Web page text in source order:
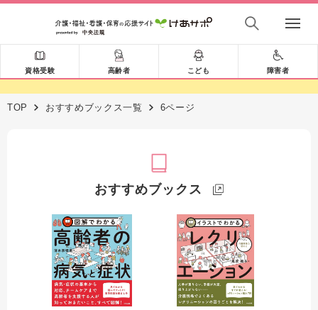
資格受験 高齢者 こども 障害者
TOP おすすめブックス一覧 6ページ
おすすめブックス